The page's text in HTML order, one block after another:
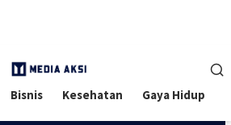
Bisnis Kesehatan Gaya Hidup